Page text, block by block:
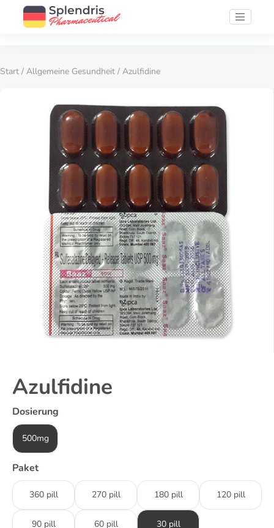
Start / Allgemeine Gesundheit / Azulfidine
Azulfidine
Dosierung
500mg
Paket
360 pill 270 pill 180 pill 120 pill
90 pill 60 pill 30 pill